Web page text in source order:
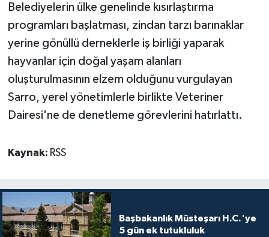
Belediyelerin ülke genelinde kısırlaştırma
programları başlatması, zindan tarzı barınaklar
yerine gönüllü derneklerle iş birliği yaparak
hayvanlar için doğal yaşam alanları
oluşturulmasının elzem olduğunu vurgulayan
Sarro, yerel yönetimlerle birlikte Veteriner
Dairesi'ne de denetleme görevlerini hatırlattı.
Kaynak: RSS
Başbakanlık Müsteşarı H.C.'ye
5 gün ek tutukluluk
TEKNOLOJİ
TİCARET